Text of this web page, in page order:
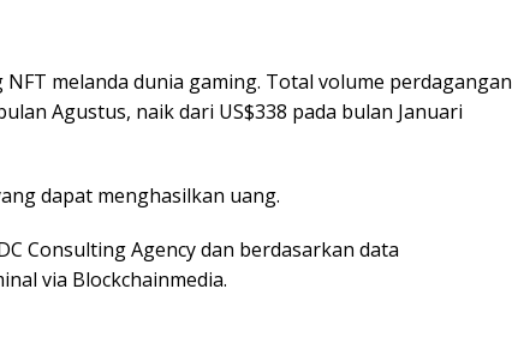
melanda dunia gaming. Total volume perdagangan
Agustus, naik dari US$338 pada bulan Januari
dapat menghasilkan uang.
Consulting Agency dan berdasarkan data
via Blockchainmedia.